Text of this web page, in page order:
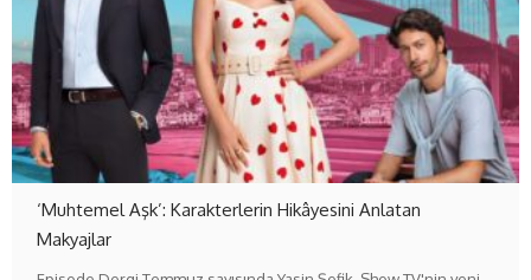
‘Muhtemel Aşk’: Karakterlerin Hikâyesini Anlatan
Makyajlar